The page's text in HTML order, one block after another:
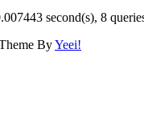
second(s), 8
ByYeei!